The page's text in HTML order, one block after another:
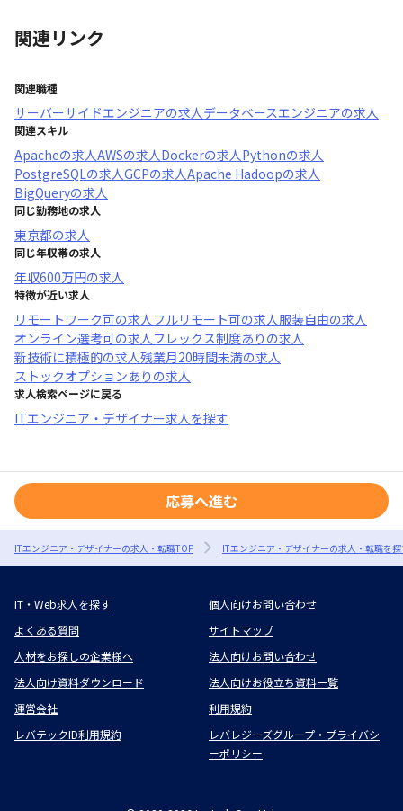
関連リンク
関連職種
サーバーサイドエンジニアの求人データベースエンジニアの求人
関連スキル
Apacheの求人AWSの求人Dockerの求人Pythonの求人
PostgreSQLの求人GCPの求人Apache Hadoopの求人
BigQueryの求人
同じ勤務地の求人
東京都の求人
同じ年収帯の求人
年収600万円の求人
特徴が近い求人
リモートワーク可の求人フルリモート可の求人服装自由の求人
オンライン選考可の求人フレックス制度あり の求人
新技術に積極的の求人残業月20時間未満の求人
ストックオプションあり の求人
求人検索ページに戻る
ITエンジニア・デザイナー求人を探す
応募へ進む
ITエンジニア・デザイナーの求人・転職TOP ITエンジニア・デザイナーの求人・転職を
IT・Web求人を探す
個人向けお問い合わせ
よくある質問
サイトマップ
人材をお探しの企業様へ
法人向けお問い合わせ
法人向け資料ダウンロード
法人向けお役立ち資料一覧
運営会社
利用規約
レバテックID利用規約
レバレジーズグループ・プライバシ
ーポリシー